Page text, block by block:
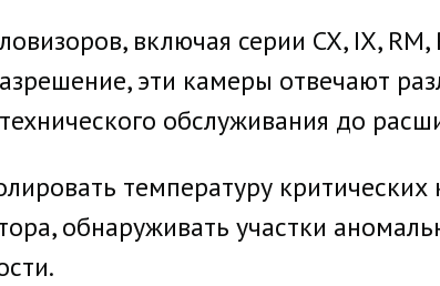
включая серии CX, IX, RM,
эти камеры отвечают
обслуживания до
температуру
обнаруживать участки